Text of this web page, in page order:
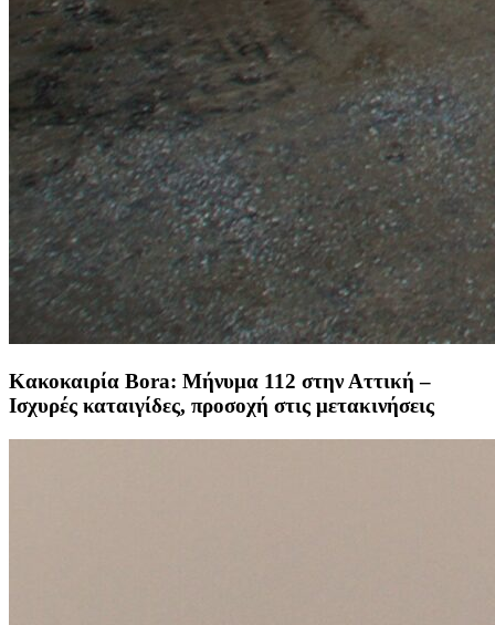
Κακοκαιρία Bora: Μήνυμα 112 στην Αττική –
Ισχυρές καταιγίδες, προσοχή στις μετακινήσεις